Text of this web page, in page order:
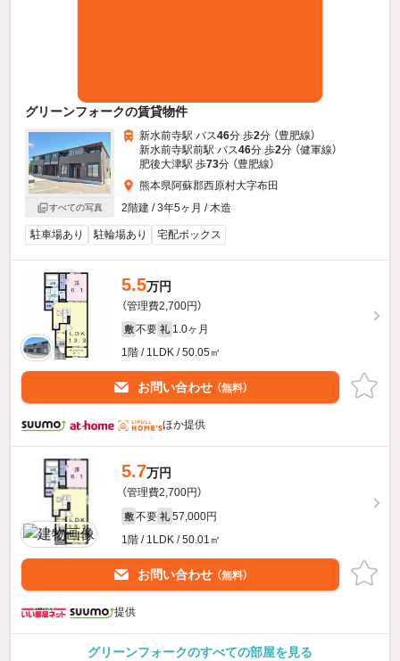
グリーンフォークの賃貸物件
すべての写真
新水前寺駅 バス46分 歩2分 （豊肥線）
新水前寺駅前駅 バス46分 歩2分 （健軍線）
肥後大津駅 歩73分 （豊肥線）
熊本県阿蘇郡西原村大字布田
2階建 / 3年5ヶ月 / 木造
駐車場あり 駐輪場あり 宅配ボックス
5.5万円
（管理費2,700円）
敷 不要 礼 1.0ヶ月
1階 / 1LDK / 50.05㎡
お問い合わせ （無料）
ほか提供
5.7万円
（管理費2,700円）
敷 不要 礼 57,000円
1階 / 1LDK / 50.01㎡
お問い合わせ （無料）
提供
グリーンフォークのすべての部屋を見る